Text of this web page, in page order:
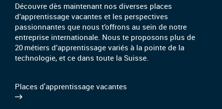
Découvre dès maintenant nos diverses places
d’apprentissage vacantes et les perspectives
passionnantes que nous t’offrons au sein de notre
entreprise internationale. Nous te proposons plus de
20 métiers d’apprentissage variés à la pointe de la
technologie, et ce dans toute la Suisse.
Places d'apprentissage vacantes